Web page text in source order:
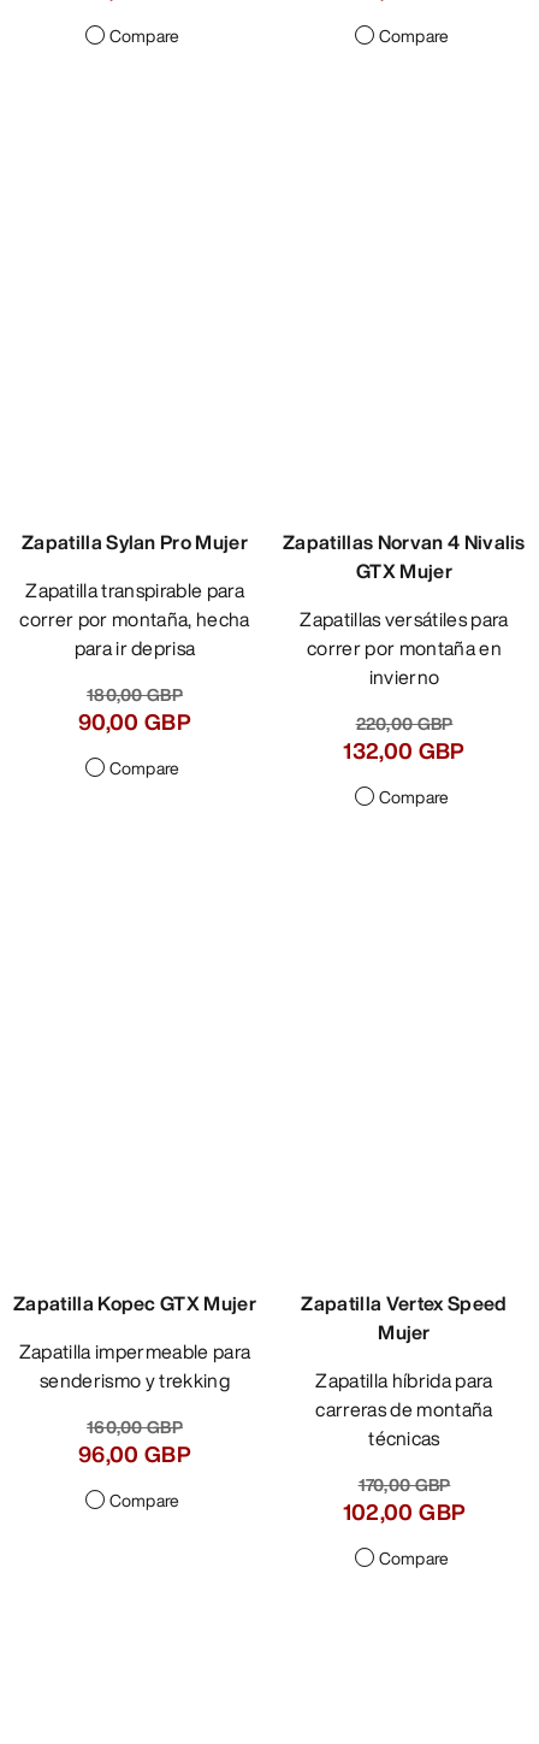
Compare Compare
Zapatilla Sylan Pro Mujer
Zapatilla transpirable para
correr por montaña, hecha
para ir deprisa
180,00 GBP
90,00 GBP
Compare
Zapatillas Norvan 4 Nivalis
GTX Mujer
Zapatillas versátiles para
correr por montaña en
invierno
220,00 GBP
132,00 GBP
Compare
Zapatilla Kopec GTX Mujer
Zapatilla impermeable para
senderismo y trekking
160,00 GBP
96,00 GBP
Compare
Zapatilla Vertex Speed
Mujer
Zapatilla híbrida para
carreras de montaña
técnicas
170,00 GBP
102,00 GBP
Compare